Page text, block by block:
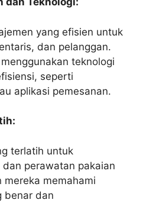
yang efisien untuk
dan pelanggan.
teknologi
seperti
aplikasi pemesanan.
terlatih untuk
perawatan pakaian
mereka memahami
benar dan